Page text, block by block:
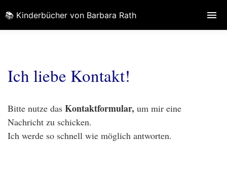
Ich liebe Kontakt!
Bitte nutze das Kontaktformular, um mir eine
Nachricht zu schicken.
Ich werde so schnell wie möglich antworten.
📚 Kinderbücher von Barbara Rath